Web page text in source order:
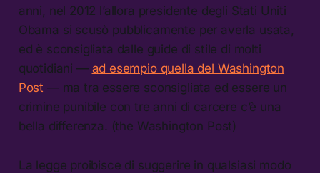
anni, nel 2012 l’allora presidente degli Stati Uniti
Obama si scusò pubblicamente per averla usata,
ed è sconsigliata dalle guide di stile di molti
quotidiani — ad esempio quella del Washington
Post — ma tra essere sconsigliata ed essere un
crimine punibile con tre anni di carcere c’è una
bella differenza. (the Washington Post)
La legge proibisce di suggerire in qualsiasi modo